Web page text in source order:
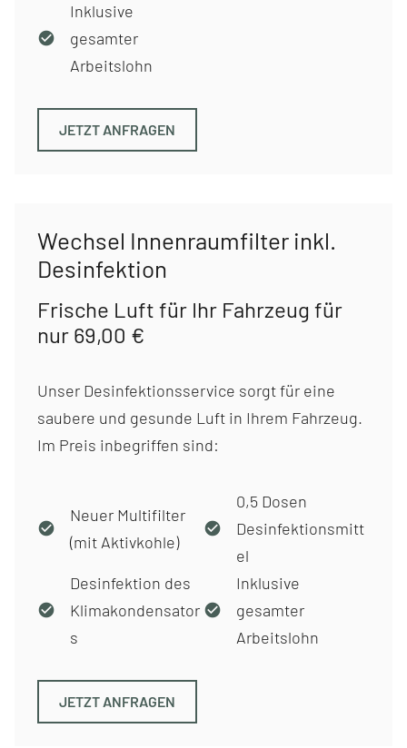
Inklusive
gesamter
Arbeitslohn
JETZT ANFRAGEN
Wechsel Innenraumfilter inkl.
Desinfektion
Frische Luft für Ihr Fahrzeug für
nur 69,00 €
Unser Desinfektionsservice sorgt für eine
saubere und gesunde Luft in Ihrem Fahrzeug.
Im Preis inbegriffen sind:
Neuer Multifilter
(mit Aktivkohle)
0,5 Dosen
Desinfektionsmitt
el
Desinfektion des
Klimakondensator
s
Inklusive
gesamter
Arbeitslohn
JETZT ANFRAGEN